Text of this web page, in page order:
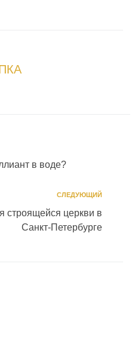
в воде?
СЛЕДУЮЩИЙ
строящейся церкви в
Санкт-Петербурге